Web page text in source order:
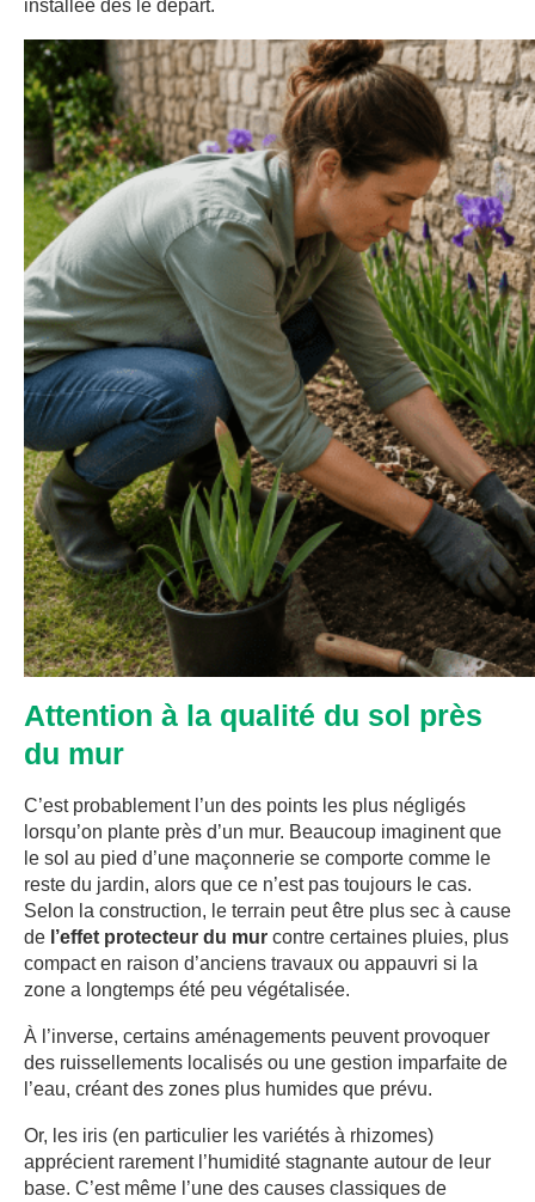
installée dès le départ.
Attention à la qualité du sol près
du mur
C’est probablement l’un des points les plus négligés
lorsqu’on plante près d’un mur. Beaucoup imaginent que
le sol au pied d’une maçonnerie se comporte comme le
reste du jardin, alors que ce n’est pas toujours le cas.
Selon la construction, le terrain peut être plus sec à cause
de l’effet protecteur du mur contre certaines pluies, plus
compact en raison d’anciens travaux ou appauvri si la
zone a longtemps été peu végétalisée.
À l’inverse, certains aménagements peuvent provoquer
des ruissellements localisés ou une gestion imparfaite de
l’eau, créant des zones plus humides que prévu.
Or, les iris (en particulier les variétés à rhizomes)
apprécient rarement l’humidité stagnante autour de leur
base. C’est même l’une des causes classiques de